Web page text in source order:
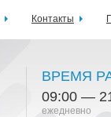
ВРЕМЯ
09:00 —
ежедневно
Контакты